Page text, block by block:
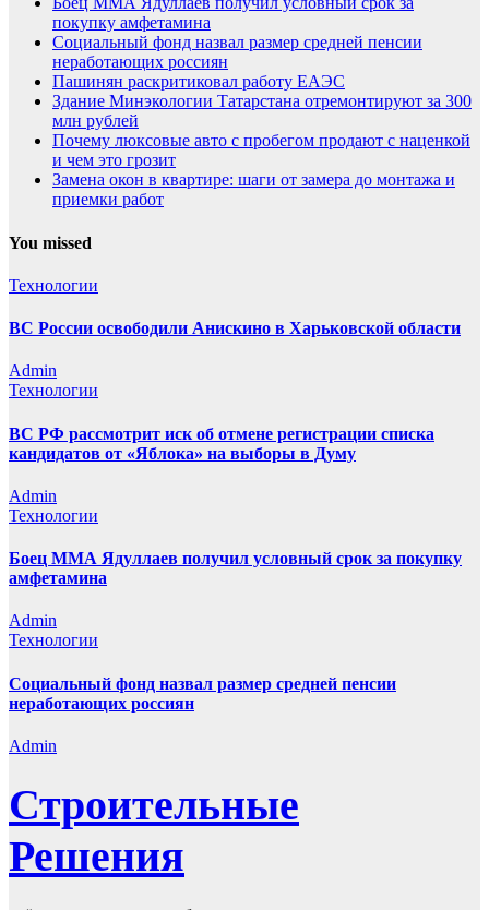
покупку амфетамина
Социальный фонд назвал размер средней пенсии
неработающих россиян
Пашинян раскритиковал работу ЕАЭС
Здание Минэкологии Татарстана отремонтируют за 300
млн рублей
Почему люксовые авто с пробегом продают с наценкой
и чем это грозит
Замена окон в квартире: шаги от замера до монтажа и
приемки работ
You missed
Технологии
ВС России освободили Анискино в Харьковской области
Admin
Технологии
ВС РФ рассмотрит иск об отмене регистрации списка
кандидатов от «Яблока» на выборы в Думу
Admin
Технологии
Боец ММА Ядуллаев получил условный срок за покупку
амфетамина
Admin
Технологии
Социальный фонд назвал размер средней пенсии
неработающих россиян
Admin
Строительные
Решения